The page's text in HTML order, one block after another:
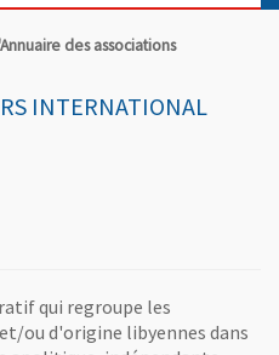
des associations
INTERNATIONAL
qui regroupe les
ou d'origine libyennes dans